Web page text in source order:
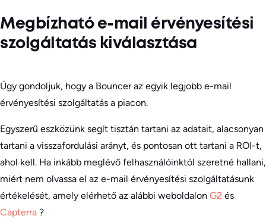
Megbízható e-mail érvényesítési
szolgáltatás kiválasztása
Úgy gondoljuk, hogy a Bouncer az egyik legjobb e-mail
érvényesítési szolgáltatás a piacon.
Egyszerű eszközünk segít tisztán tartani az adatait, alacsonyan
tartani a visszafordulási arányt, és pontosan ott tartani a ROI-t,
ahol kell. Ha inkább meglévő felhasználóinktól szeretné hallani,
miért nem olvassa el az e-mail érvényesítési szolgáltatásunk
értékelését, amely elérhető az alábbi weboldalon G2 és
Capterra ?